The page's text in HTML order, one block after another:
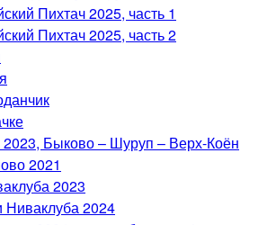
Пихтач 2025, часть 1
Пихтач 2025, часть 2
Быково – Шуруп – Верх-Коён
2021
2023
2024